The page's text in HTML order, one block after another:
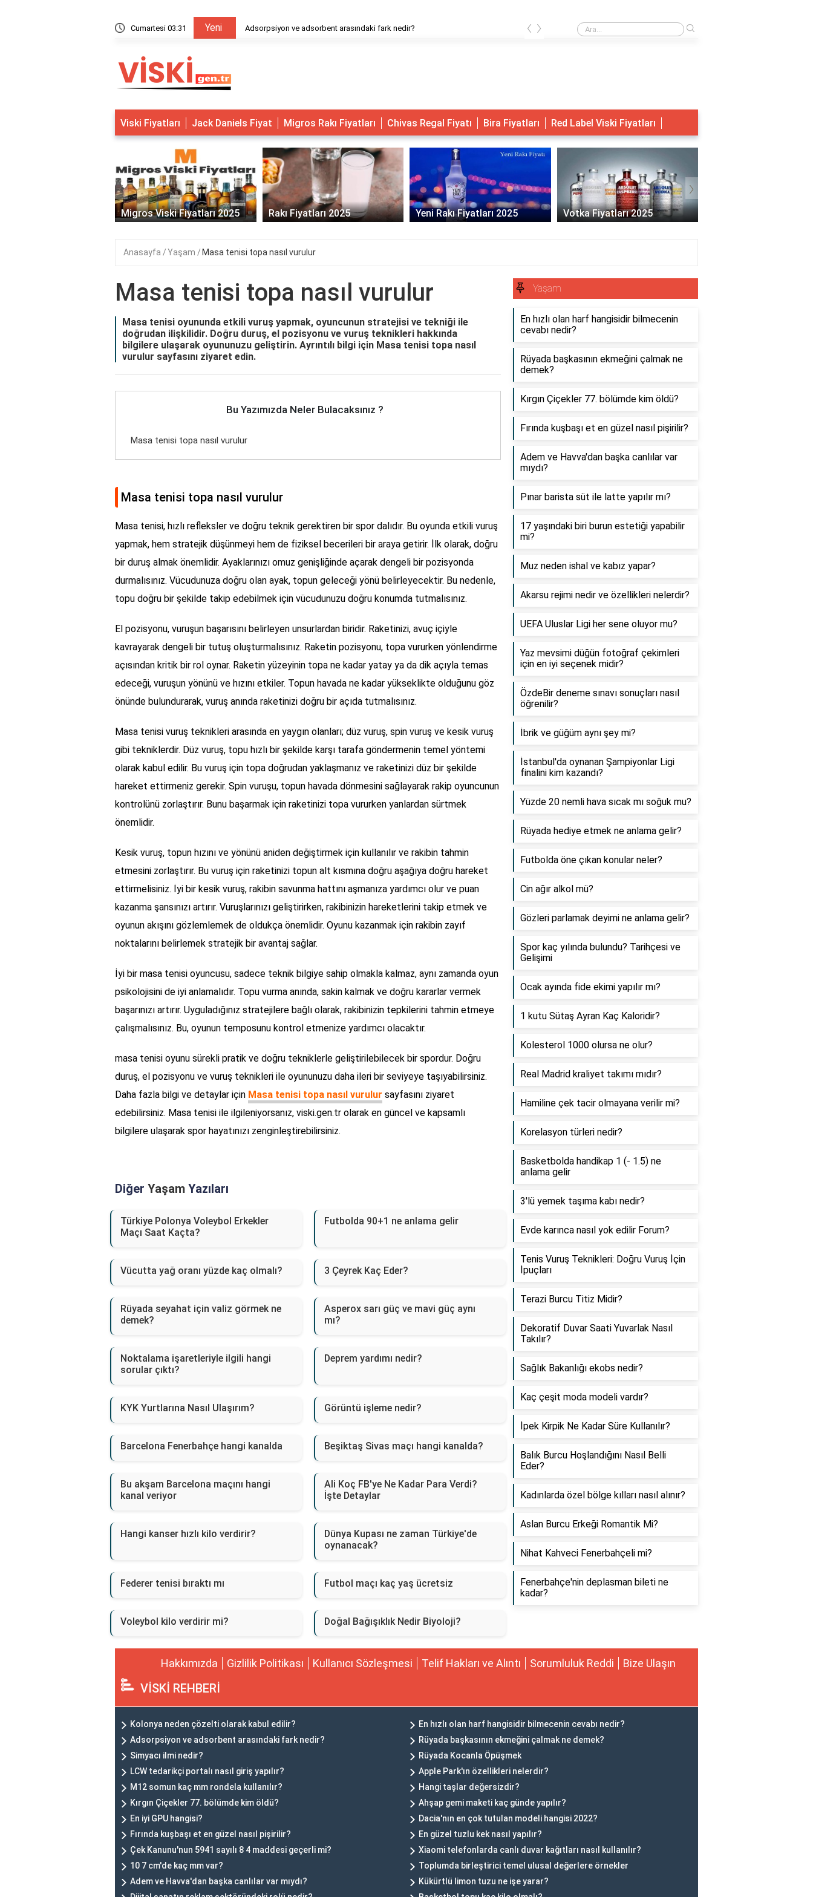
Cumartesi 03:31 Yeni
bilmecenin cevabı nedir? Adsorpsiyon ve adsorbent arasındaki fark nedir? Adsorpsiyon ve adsorbent arasındaki fark nedir?
‹ ›
Viski Fiyatları Jack Daniels Fiyat Migros Rakı Fiyatları Chivas Regal Fiyatı Bira Fiyatları Red Label Viski Fiyatları
Migros Viski Fiyatları 2025
Rakı Fiyatları 2025 Yeni Rakı Fiyatları 2025 Votka Fiyatları 2025
‹ ›
Anasayfa Yaşam Masa tenisi topa nasıl vurulur
Masa tenisi topa nasıl vurulur
Masa tenisi oyununda etkili vuruş yapmak, oyuncunun stratejisi ve tekniği ile
doğrudan ilişkilidir. Doğru duruş, el pozisyonu ve vuruş teknikleri hakkında
bilgilere ulaşarak oyununuzu geliştirin. Ayrıntılı bilgi için Masa tenisi topa nasıl
vurulur sayfasını ziyaret edin.
Bu Yazımızda Neler Bulacaksınız ?
Masa tenisi topa nasıl vurulur
Masa tenisi topa nasıl vurulur
Masa tenisi, hızlı refleksler ve doğru teknik gerektiren bir spor dalıdır. Bu oyunda etkili vuruş
yapmak, hem stratejik düşünmeyi hem de fiziksel becerileri bir araya getirir. İlk olarak, doğru
bir duruş almak önemlidir. Ayaklarınızı omuz genişliğinde açarak dengeli bir pozisyonda
durmalısınız. Vücudunuza doğru olan ayak, topun geleceği yönü belirleyecektir. Bu nedenle,
topu doğru bir şekilde takip edebilmek için vücudunuzu doğru konumda tutmalısınız.
El pozisyonu, vuruşun başarısını belirleyen unsurlardan biridir. Raketinizi, avuç içiyle
kavrayarak dengeli bir tutuş oluşturmalısınız. Raketin pozisyonu, topa vururken yönlendirme
açısından kritik bir rol oynar. Raketin yüzeyinin topa ne kadar yatay ya da dik açıyla temas
edeceği, vuruşun yönünü ve hızını etkiler. Topun havada ne kadar yükseklikte olduğunu göz
önünde bulundurarak, vuruş anında raketinizi doğru bir açıda tutmalısınız.
Masa tenisi vuruş teknikleri arasında en yaygın olanları; düz vuruş, spin vuruş ve kesik vuruş
gibi tekniklerdir. Düz vuruş, topu hızlı bir şekilde karşı tarafa göndermenin temel yöntemi
olarak kabul edilir. Bu vuruş için topa doğrudan yaklaşmanız ve raketinizi düz bir şekilde
hareket ettirmeniz gerekir. Spin vuruşu, topun havada dönmesini sağlayarak rakip oyuncunun
kontrolünü zorlaştırır. Bunu başarmak için raketinizi topa vururken yanlardan sürtmek
önemlidir.
Kesik vuruş, topun hızını ve yönünü aniden değiştirmek için kullanılır ve rakibin tahmin
etmesini zorlaştırır. Bu vuruş için raketinizi topun alt kısmına doğru aşağıya doğru hareket
ettirmelisiniz. İyi bir kesik vuruş, rakibin savunma hattını aşmanıza yardımcı olur ve puan
kazanma şansınızı artırır. Vuruşlarınızı geliştirirken, rakibinizin hareketlerini takip etmek ve
oyunun akışını gözlemlemek de oldukça önemlidir. Oyunu kazanmak için rakibin zayıf
noktalarını belirlemek stratejik bir avantaj sağlar.
İyi bir masa tenisi oyuncusu, sadece teknik bilgiye sahip olmakla kalmaz, aynı zamanda oyun
psikolojisini de iyi anlamalıdır. Topu vurma anında, sakin kalmak ve doğru kararlar vermek
başarınızı artırır. Uyguladığınız stratejilere bağlı olarak, rakibinizin tepkilerini tahmin etmeye
çalışmalısınız. Bu, oyunun temposunu kontrol etmenize yardımcı olacaktır.
masa tenisi oyunu sürekli pratik ve doğru tekniklerle geliştirilebilecek bir spordur. Doğru
duruş, el pozisyonu ve vuruş teknikleri ile oyununuzu daha ileri bir seviyeye taşıyabilirsiniz.
Daha fazla bilgi ve detaylar için Masa tenisi topa nasıl vurulur sayfasını ziyaret
edebilirsiniz. Masa tenisi ile ilgileniyorsanız, viski.gen.tr olarak en güncel ve kapsamlı
bilgilere ulaşarak spor hayatınızı zenginleştirebilirsiniz.
Diğer Yaşam Yazıları
Türkiye Polonya Voleybol Erkekler
Maçı Saat Kaçta?
Futbolda 90+1 ne anlama gelir
Vücutta yağ oranı yüzde kaç olmalı? 3 Çeyrek Kaç Eder?
Rüyada seyahat için valiz görmek ne
demek?
Asperox sarı güç ve mavi güç aynı
mı?
Noktalama işaretleriyle ilgili hangi
sorular çıktı?
Deprem yardımı nedir?
KYK Yurtlarına Nasıl Ulaşırım? Görüntü işleme nedir?
Barcelona Fenerbahçe hangi kanalda Beşiktaş Sivas maçı hangi kanalda?
Bu akşam Barcelona maçını hangi
kanal veriyor
Ali Koç FB'ye Ne Kadar Para Verdi?
İşte Detaylar
Hangi kanser hızlı kilo verdirir?
Dünya Kupası ne zaman Türkiye'de
oynanacak?
Federer tenisi bıraktı mı Futbol maçı kaç yaş ücretsiz
Voleybol kilo verdirir mi? Doğal Bağışıklık Nedir Biyoloji?
Yaşam
En hızlı olan harf hangisidir bilmecenin
cevabı nedir?
Rüyada başkasının ekmeğini çalmak ne
demek?
Kırgın Çiçekler 77. bölümde kim öldü?
Fırında kuşbaşı et en güzel nasıl pişirilir?
Adem ve Havva'dan başka canlılar var
mıydı?
Pınar barista süt ile latte yapılır mı?
17 yaşındaki biri burun estetiği yapabilir
mi?
Muz neden ishal ve kabız yapar?
Akarsu rejimi nedir ve özellikleri nelerdir?
UEFA Uluslar Ligi her sene oluyor mu?
Yaz mevsimi düğün fotoğraf çekimleri
için en iyi seçenek midir?
ÖzdeBir deneme sınavı sonuçları nasıl
öğrenilir?
İbrik ve güğüm aynı şey mi?
İstanbul'da oynanan Şampiyonlar Ligi
finalini kim kazandı?
Yüzde 20 nemli hava sıcak mı soğuk mu?
Rüyada hediye etmek ne anlama gelir?
Futbolda öne çıkan konular neler?
Cin ağır alkol mü?
Gözleri parlamak deyimi ne anlama gelir?
Spor kaç yılında bulundu? Tarihçesi ve
Gelişimi
Ocak ayında fide ekimi yapılır mı?
1 kutu Sütaş Ayran Kaç Kaloridir?
Kolesterol 1000 olursa ne olur?
Real Madrid kraliyet takımı mıdır?
Hamiline çek tacir olmayana verilir mi?
Korelasyon türleri nedir?
Basketbolda handikap 1 (- 1.5) ne
anlama gelir
3'lü yemek taşıma kabı nedir?
Evde karınca nasıl yok edilir Forum?
Tenis Vuruş Teknikleri: Doğru Vuruş İçin
İpuçları
Terazi Burcu Titiz Midir?
Dekoratif Duvar Saati Yuvarlak Nasıl
Takılır?
Sağlık Bakanlığı ekobs nedir?
Kaç çeşit moda modeli vardır?
İpek Kirpik Ne Kadar Süre Kullanılır?
Balık Burcu Hoşlandığını Nasıl Belli
Eder?
Kadınlarda özel bölge kılları nasıl alınır?
Aslan Burcu Erkeği Romantik Mi?
Nihat Kahveci Fenerbahçeli mi?
Fenerbahçe'nin deplasman bileti ne
kadar?
Hakkımızda Gizlilik Politikası Kullanıcı Sözleşmesi Telif Hakları ve Alıntı Sorumluluk Reddi Bize Ulaşın
VİSKİ REHBERİ
Kolonya neden çözelti olarak kabul edilir?
En hızlı olan harf hangisidir bilmecenin cevabı nedir?
Adsorpsiyon ve adsorbent arasındaki fark nedir?
Rüyada başkasının ekmeğini çalmak ne demek?
Simyacı ilmi nedir?
Rüyada Kocanla Öpüşmek
LCW tedarikçi portalı nasıl giriş yapılır?
Apple Park'ın özellikleri nelerdir?
M12 somun kaç mm rondela kullanılır?
Hangi taşlar değersizdir?
Kırgın Çiçekler 77. bölümde kim öldü?
Ahşap gemi maketi kaç günde yapılır?
En iyi GPU hangisi?
Dacia'nın en çok tutulan modeli hangisi 2022?
Fırında kuşbaşı et en güzel nasıl pişirilir?
En güzel tuzlu kek nasıl yapılır?
Çek Kanunu'nun 5941 sayılı 8 4 maddesi geçerli mi?
Xiaomi telefonlarda canlı duvar kağıtları nasıl kullanılır?
10 7 cm'de kaç mm var?
Toplumda birleştirici temel ulusal değerlere örnekler
Adem ve Havva'dan başka canlılar var mıydı?
Kükürtlü limon tuzu ne işe yarar?